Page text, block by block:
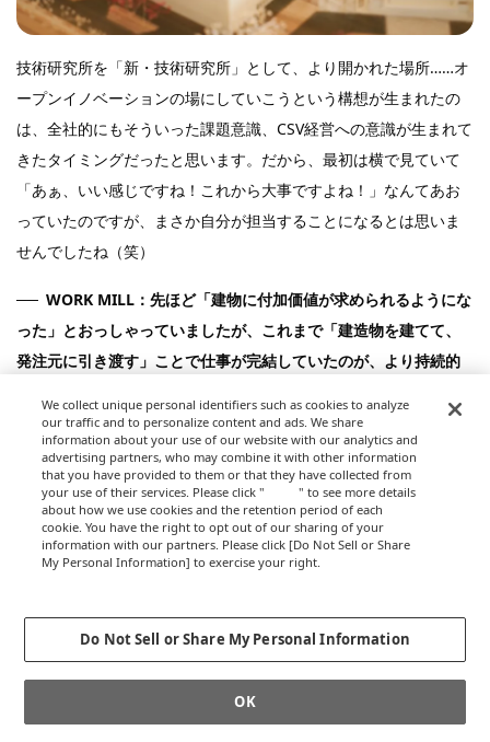
技術研究所を「新・技術研究所」として、より開かれた場所……オ
ープンイノベーションの場にしていこうという構想が生まれたの
は、全社的にもそういった課題意識、CSV経営への意識が生まれて
きたタイミングだったと思います。だから、最初は横で見ていて
「あぁ、いい感じですね！これから大事ですよね！」なんてあお
っていたのですが、まさか自分が担当することになるとは思いま
せんでしたね（笑）
WORK MILL：先ほど「建物に付加価値が求められるようにな
った」とおっしゃっていましたが、これまで「建造物を建てて、
発注元に引き渡す」ことで仕事が完結していたのが、より持続的
することが求められるようになった、ということですよね。
We collect unique personal identifiers such as cookies to analyze
our traffic and to personalize content and ads. We share
information about your use of our website with our analytics and
advertising partners, who may combine it with other information
that you have provided to them or that they have collected from
your use of their services. Please click "
here" to see more details
about how we use cookies and the retention period of each
cookie. You have the right to opt out of our sharing of your
information with our partners. Please click [Do Not Sell or Share
My Personal Information] to exercise your right.
Do Not Sell or Share My Personal Information
OK